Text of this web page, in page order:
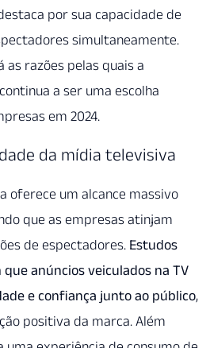
por sua capacidade de
simultaneamente.
razões pelas quais a
a ser uma escolha
em 2024.
da mídia televisiva
oferece um alcance massivo
que as empresas atinjam
de espectadores. Estudos
anúncios veiculados na TV
e confiança junto ao público,
positiva da marca. Além